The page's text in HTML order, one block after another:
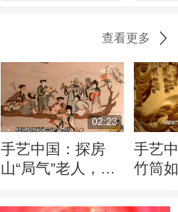
查看更多
02:23
手艺中国：探房
山“局气”老人，如
手艺
竹筒